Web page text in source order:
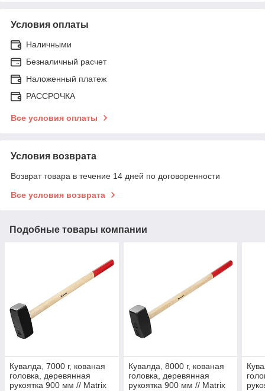
Условия оплаты
Наличными
Безналичный расчет
Наложенный платеж
РАССРОЧКА
Все условия оплаты
Условия возврата
Возврат товара в течение 14 дней по договоренности
Все условия возврата
Подобные товары компании
Кувалда, 7000 г, кованая
головка, деревянная
рукоятка 900 мм // Matrix
Кувалда, 8000 г, кованая
головка, деревянная
рукоятка 900 мм // Matrix